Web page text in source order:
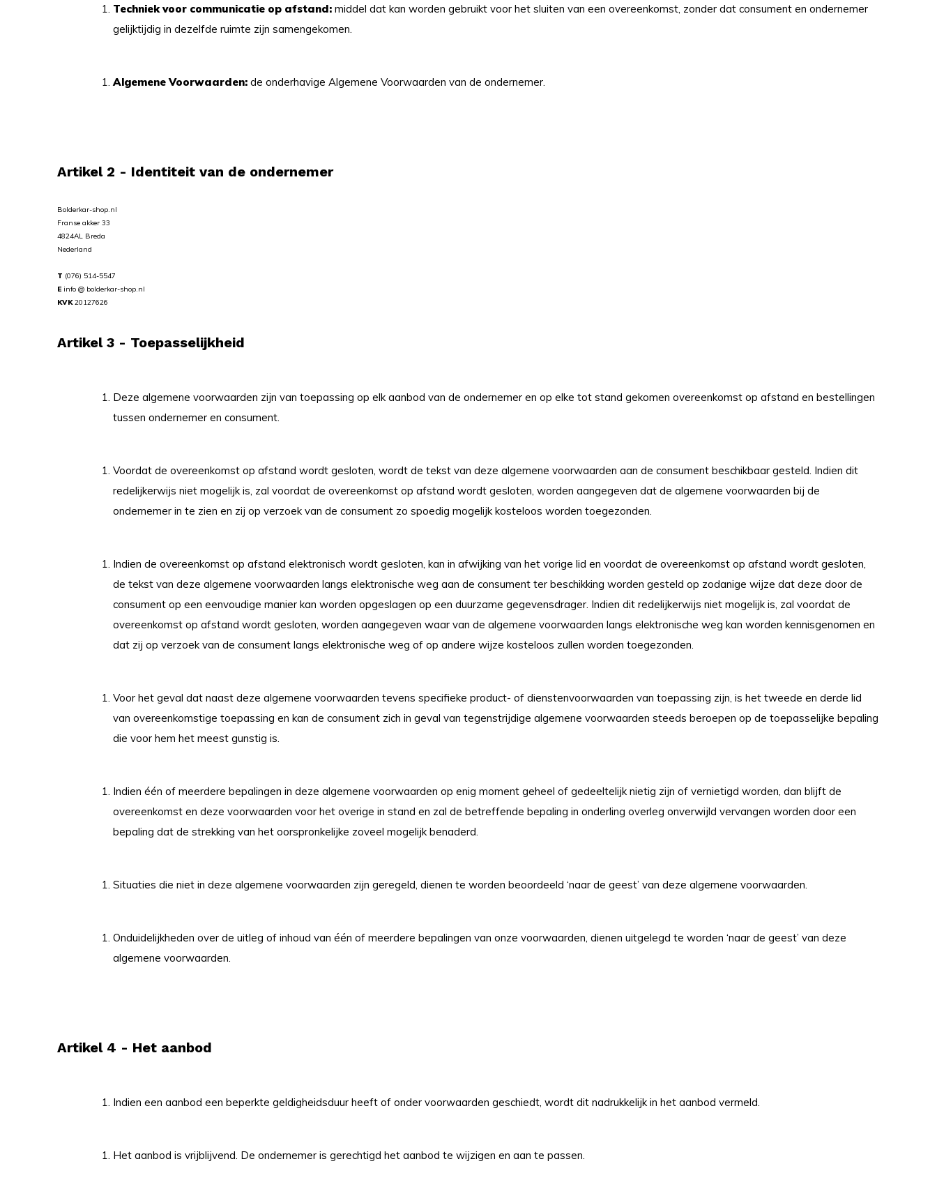
Techniek voor communicatie op afstand: middel dat kan worden gebruikt voor het sluiten van een overeenkomst, zonder dat consument en ondernemer
gelijktijdig in dezelfde ruimte zijn samengekomen.
Algemene Voorwaarden: de onderhavige Algemene Voorwaarden van de ondernemer.
Artikel 2 - Identiteit van de ondernemer
Bolderkar-shop.nl
Franse akker 33
4824AL Breda
Nederland
T (076) 514-5547
E info @ bolderkar-shop.nl
KVK20127626
Artikel 3 - Toepasselijkheid
Deze algemene voorwaarden zijn van toepassing op elk aanbod van de ondernemer en op elke tot stand gekomen overeenkomst op afstand en bestellingen
tussen ondernemer en consument.
Voordat de overeenkomst op afstand wordt gesloten, wordt de tekst van deze algemene voorwaarden aan de consument beschikbaar gesteld. Indien dit
redelijkerwijs niet mogelijk is, zal voordat de overeenkomst op afstand wordt gesloten, worden aangegeven dat de algemene voorwaarden bij de
ondernemer in te zien en zij op verzoek van de consument zo spoedig mogelijk kosteloos worden toegezonden.
Indien de overeenkomst op afstand elektronisch wordt gesloten, kan in afwijking van het vorige lid en voordat de overeenkomst op afstand wordt gesloten,
de tekst van deze algemene voorwaarden langs elektronische weg aan de consument ter beschikking worden gesteld op zodanige wijze dat deze door de
consument op een eenvoudige manier kan worden opgeslagen op een duurzame gegevensdrager. Indien dit redelijkerwijs niet mogelijk is, zal voordat de
overeenkomst op afstand wordt gesloten, worden aangegeven waar van de algemene voorwaarden langs elektronische weg kan worden kennisgenomen en
dat zij op verzoek van de consument langs elektronische weg of op andere wijze kosteloos zullen worden toegezonden.
Voor het geval dat naast deze algemene voorwaarden tevens specifieke product- of dienstenvoorwaarden van toepassing zijn, is het tweede en derde lid
van overeenkomstige toepassing en kan de consument zich in geval van tegenstrijdige algemene voorwaarden steeds beroepen op de toepasselijke bepaling
die voor hem het meest gunstig is.
Indien één of meerdere bepalingen in deze algemene voorwaarden op enig moment geheel of gedeeltelijk nietig zijn of vernietigd worden, dan blijft de
overeenkomst en deze voorwaarden voor het overige in stand en zal de betreffende bepaling in onderling overleg onverwijld vervangen worden door een
bepaling dat de strekking van het oorspronkelijke zoveel mogelijk benaderd.
Situaties die niet in deze algemene voorwaarden zijn geregeld, dienen te worden beoordeeld ‘naar de geest’ van deze algemene voorwaarden.
Onduidelijkheden over de uitleg of inhoud van één of meerdere bepalingen van onze voorwaarden, dienen uitgelegd te worden ‘naar de geest’ van deze
algemene voorwaarden.
Artikel 4 - Het aanbod
Indien een aanbod een beperkte geldigheidsduur heeft of onder voorwaarden geschiedt, wordt dit nadrukkelijk in het aanbod vermeld.
Het aanbod is vrijblijvend. De ondernemer is gerechtigd het aanbod te wijzigen en aan te passen.